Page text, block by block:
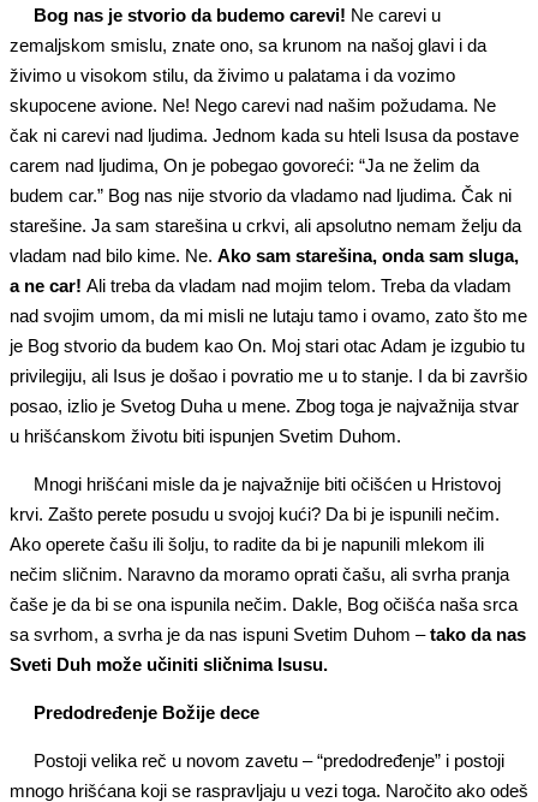
Bog nas je stvorio da budemo carevi! Ne carevi u
zemaljskom smislu, znate ono, sa krunom na našoj glavi i da
živimo u visokom stilu, da živimo u palatama i da vozimo
skupocene avione. Ne! Nego carevi nad našim požudama. Ne
čak ni carevi nad ljudima. Jednom kada su hteli Isusa da postave
carem nad ljudima, On je pobegao govoreći: “Ja ne želim da
budem car.” Bog nas nije stvorio da vladamo nad ljudima. Čak ni
starešine. Ja sam starešina u crkvi, ali apsolutno nemam želju da
vladam nad bilo kime. Ne. Ako sam starešina, onda sam sluga,
a ne car! Ali treba da vladam nad mojim telom. Treba da vladam
nad svojim umom, da mi misli ne lutaju tamo i ovamo, zato što me
je Bog stvorio da budem kao On. Moj stari otac Adam je izgubio tu
privilegiju, ali Isus je došao i povratio me u to stanje. I da bi završio
posao, izlio je Svetog Duha u mene. Zbog toga je najvažnija stvar
u hrišćanskom životu biti ispunjen Svetim Duhom.
Mnogi hrišćani misle da je najvažnije biti očišćen u Hristovoj
krvi. Zašto perete posudu u svojoj kući? Da bi je ispunili nečim.
Ako operete čašu ili šolju, to radite da bi je napunili mlekom ili
nečim sličnim. Naravno da moramo oprati čašu, ali svrha pranja
čaše je da bi se ona ispunila nečim. Dakle, Bog očišća naša srca
sa svrhom, a svrha je da nas ispuni Svetim Duhom –tako da nas
Sveti Duh može učiniti sličnima Isusu.
Predodređenje Božije dece
Postoji velika reč u novom zavetu – “predodređenje” i postoji
mnogo hrišćana koji se raspravljaju u vezi toga. Naročito ako odeš